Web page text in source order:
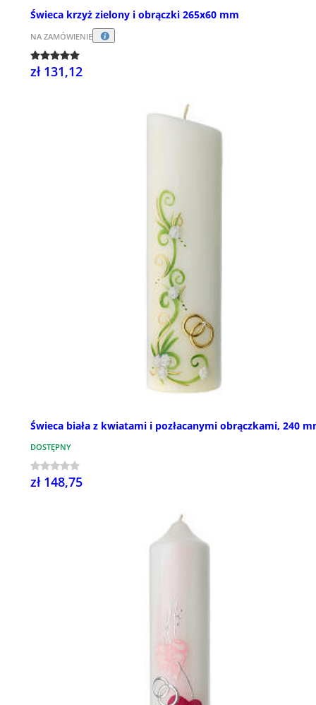
Świeca krzyż zielony i obrączki 265x60 mm
NA ZAMÓWIENIE
zł 131,12
Świeca biała z kwiatami i pozłacanymi obrączkami, 240
DOSTĘPNY
zł 148,75